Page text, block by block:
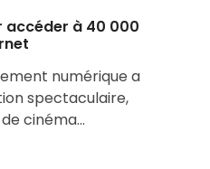
accéder à 40 000
numérique a
spectaculaire,
cinéma…